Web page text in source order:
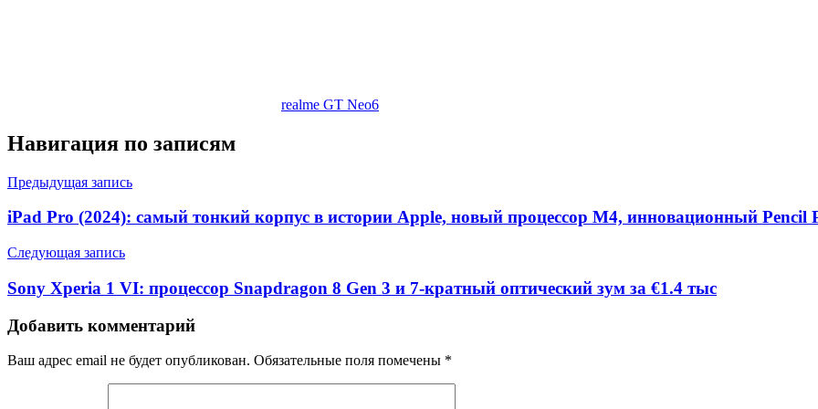
realme GT Neo6
Навигация по записям
Предыдущая запись
iPad Pro (2024): самый тонкий корпус в истории Apple, новый процессор M4, инновационный Pencil
Следующая запись
Sony Xperia 1 VI: процессор Snapdragon 8 Gen 3 и 7-кратный оптический зум за €1.4 тыс
Добавить комментарий
Ваш адрес email не будет опубликован. Обязательные поля помечены *